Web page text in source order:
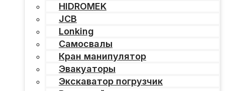
HIDROMEK
JCB
Lonking
Самосвалы
Кран манипулятор
Эвакуаторы
Экскаватор погрузчик